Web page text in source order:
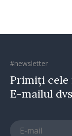
#newsletter
Primiți
E-mailul